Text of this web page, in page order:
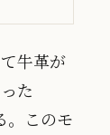
牛革が
た
。このモ